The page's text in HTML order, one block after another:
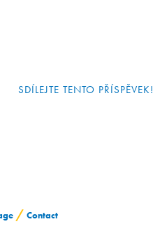
SDÍLEJTE TENTO PŘÍSPĚVEK!
/ Contact